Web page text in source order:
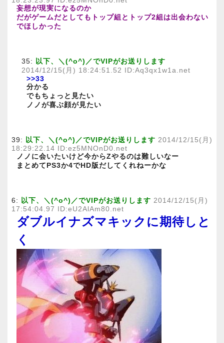
妄想が現実になるのか
だがゲームだとしてもトップ組とトップ2組は出会わない
でほしかった
35:
以下、＼(^o^)／でVIPがお送りします
2014/12/15(月) 18:24:51.52 ID:Aq3qx1w1a.net
>>33
分かる
でもちょっと見たい
ノノが喜ぶ顔が見たい
39: 以下、＼(^o^)／でVIPがお送りします 2014/12/15(月)
18:29:22.14 ID:ez5MNOnD0.net
ノノに会いたいけど今からZやるのは難しいなー
まとめてPS3か4でHD版だしてくれねーかな
6: 以下、＼(^o^)／でVIPがお送りします 2014/12/15(月)
17:54:04.97 ID:eU2AlAm80.net
ダブルイナズマキックに期待しと
く